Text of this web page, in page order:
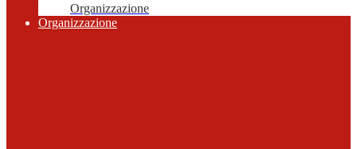
Organizzazione
Organizzazione